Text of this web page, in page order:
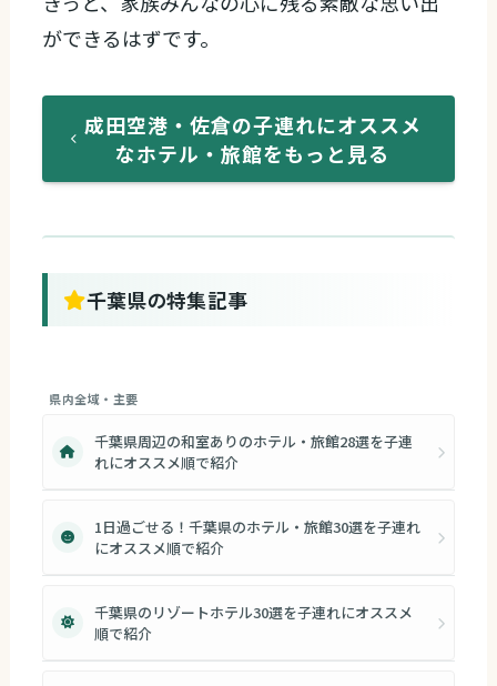
ができるはずです。
成田空港・佐倉の子連れにオススメ
なホテル・旅館をもっと見る
千葉県の特集記事
県内全域・主要
千葉県周辺の和室ありのホテル・旅館28選を子連
れにオススメ順で紹介
1日過ごせる！千葉県のホテル・旅館30選を子連れ
にオススメ順で紹介
千葉県のリゾートホテル30選を子連れにオススメ
順で紹介